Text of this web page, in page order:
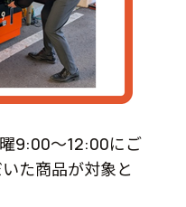
9:00～12:00にご
た商品が対象と